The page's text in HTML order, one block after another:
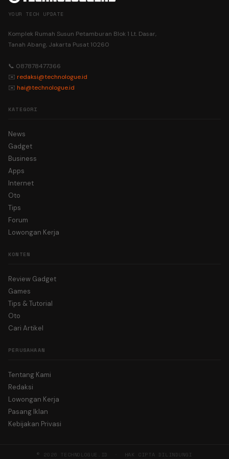
YOUR TECH UPDATE
Komplek Rumah Susun Petamburan Blok 1 Lt. Dasar,
Tanah Abang, Jakarta Pusat 10260
📞 087878477366
✉️ redaksi@technologue.id
✉️ hai@technologue.id
KATEGORI
News
Gadget
Business
Apps
Internet
Oto
Tips
Forum
Lowongan Kerja
KONTEN
Review Gadget
Games
Tips & Tutorial
Oto
Cari Artikel
PERUSAHAAN
Tentang Kami
Redaksi
Lowongan Kerja
Pasang Iklan
Kebijakan Privasi
© 2026 TECHNOLOGUE.ID · HAK CIPTA DILINDUNGI